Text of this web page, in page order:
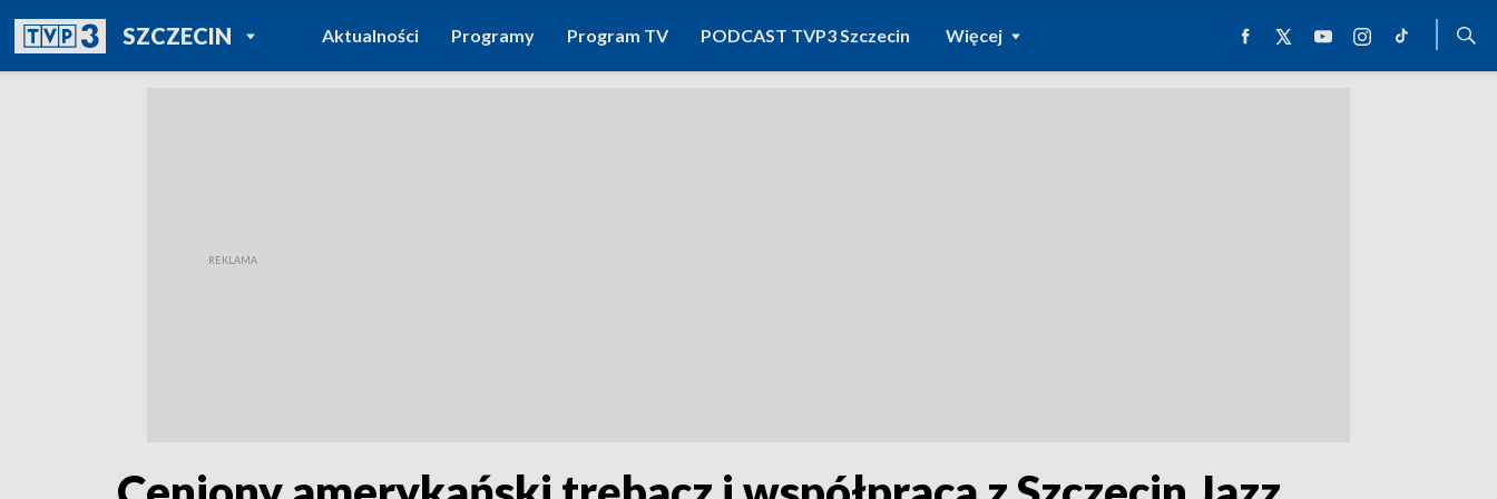
SZCZECINPOWRÓT DO
TVP REGIONY
Aktualności Programy Program TV PODCAST TVP3 Szczecin Więcej